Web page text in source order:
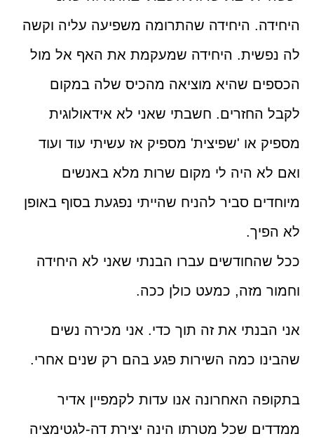
היחידה. היחידה שהתרומה משפיעה עליה וקשה
לה נפשית. היחידה שמעקמת את האף אל מול
הכספים שהיא מוציאה מהכיס שלה במקום
לקבל החזרים. חשבתי שאני לא אידאולוגית
מספיק או 'שפיצית' מספיק אז עשיתי עוד ועוד
ואם לא היה לי מקום שרות מלא באנשים
מיוחדים סביר להניח שהייתי נפגעת בסוף באופן
לא הפיך.
ככל שהחודשים עברו הבנתי שאני לא היחידה
וחמור מזה, כמעט כולן ככה.
אני הבנתי את זה תוך כדי. אני מכירה נשים
שהבינו כמה השירות פגע בהם רק שנים אחרי.
בתקופה האחרונה אנו עדות לקמפיין אדיר
ממדדים שכל מטרתו הינה יצירת דה-לגטימציה